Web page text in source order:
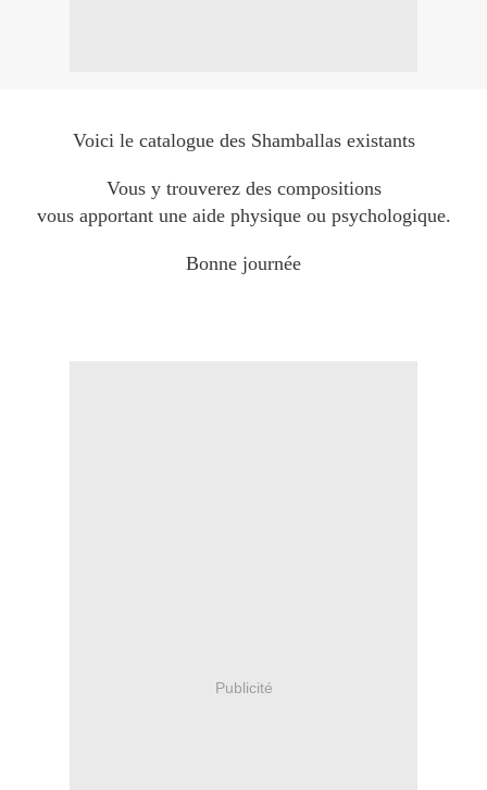
Voici le catalogue des Shamballas existants
Vous y trouverez des compositions
vous apportant une aide physique ou psychologique.
Bonne journée
Publicité